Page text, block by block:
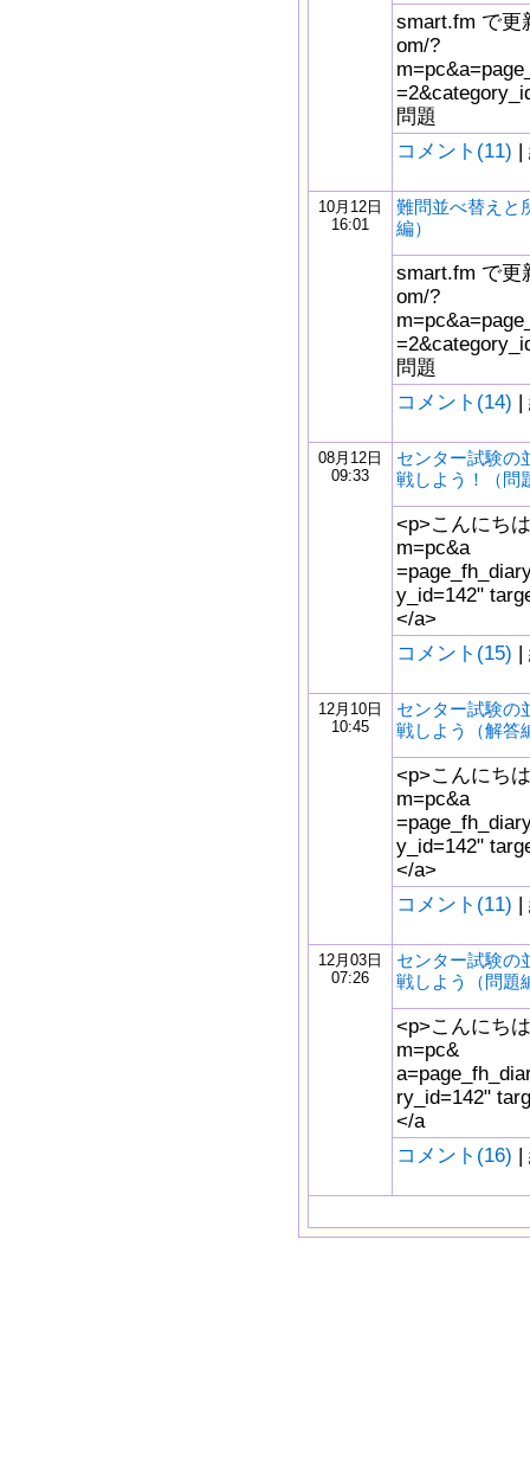
smart.fm で更
om/?
問題
コメント(11) |
10月12日
16:01
難問並べ替えと
編）
smart.fm で更
om/?
問題
コメント(14) |
08月12日
09:33
センター試験の
戦しよう！（問
<p>こんにち
m=pc&a
y_id=142"
</a>
コメント(15) |
12月10日
10:45
センター試験の
戦しよう（解答
<p>こんにち
m=pc&a
y_id=142"
</a>
コメント(11) |
12月03日
07:26
センター試験の
戦しよう（問題
<p>こんにち
m=pc&
ry_id=142"
</a
コメント(16) |